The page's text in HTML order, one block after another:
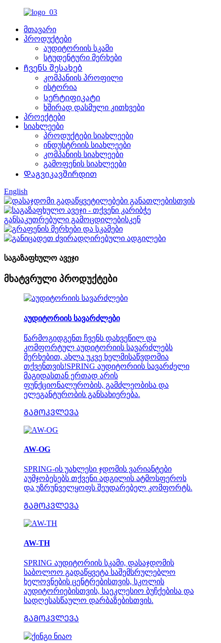
მთავარი
პროდუქტები
აუდიტორიის სკამი
სტუდენტური მერხები
Ჩვენს შესახებ
კომპანიის პროფილი
ისტორია
Სერტიფიკატი
ხშირად დასმული კითხვები
პროექტები
სიახლეები
პროდუქტები სიახლეები
ინდუსტრიის სიახლეები
კომპანიის სიახლეები
გამოფენის სიახლეები
Დაგვიკავშირდით
English
საგაზაფხულო ავეჯი
მხატვრული პროდუქტები
აუდიტორიის სავარძლები
წარმოგიდგენთ ჩვენს დახვეწილ და
კომფორტულ აუდიტორიის სავარძლებს
მერხებით, ახლა უკვე ხელმისაწვდომია
თქვენთვის!SPRING აუდიტორიის სავარძელი
მაგიდასთან ერთად არის
ფუნქციონალურობის, გამძლეობისა და
ელეგანტურობის განსახიერება.
ᲒᲐᲛᲝᲙᲕᲚᲔᲕᲐ
AW-OG
SPRING-ის უახლესი ჯდომის ვარიანტები
აუმჯობესებს თქვენი ადგილის ატმოსფეროს
და უზრუნველყოფს შეუდარებელ კომფორტს.
ᲒᲐᲛᲝᲙᲕᲚᲔᲕᲐ
AW-TH
SPRING აუდიტორიის სკამი, დასაჯდომის
საბოლოო გადაწყვეტა საშემსრულებლო
ხელოვნების ცენტრებისთვის, სკოლის
აუდიტორიებისთვის, საეკლესიო ბუჩქებისა და
სადღესასწაულო დარბაზებისთვის.
ᲒᲐᲛᲝᲙᲕᲚᲔᲕᲐ